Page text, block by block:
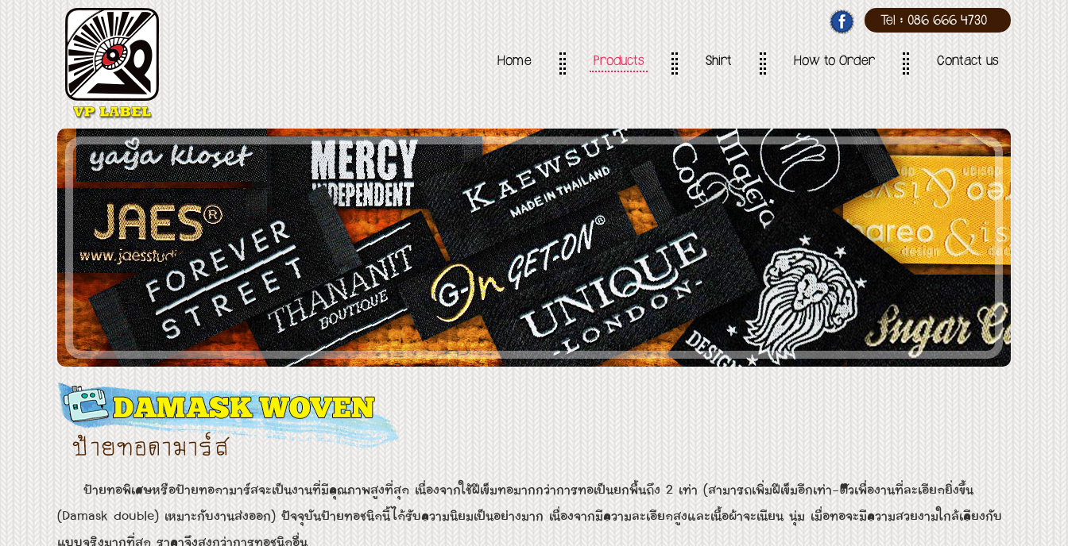
Tel : 086 666 4730
Home Products Shirt How to Order Contact us
ป้ายทอพิเศษหรือป้ายทอดามาร์สจะเป็นงานที่มีคุณภาพสูงที่สุด เนื่องจากใช้ฝีเข็มทอมากกว่าการทอเป็นยกพื้นถึง 2 เท่า (สามารถเพิ่มฝีเข็มอีกเท่า-ตัวเพื่องานที่ละเอียดยิ่งขึ้น
(Damask double) เหมาะกับงานส่งออก) ปัจจุบันป้ายทอชนิดนี้ได้รับความนิยมเป็นอย่างมาก เนื่องจากมีความละเอียดสูงและเนื้อผ้าจะเนียน นุ่ม เมื่อทอจะมีความสวยงามใกล้เคียงกับ